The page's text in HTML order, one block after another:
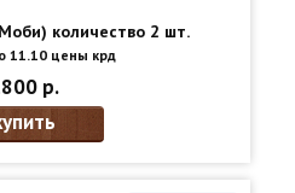
количество 2 шт.
11.10 цены крд
р.